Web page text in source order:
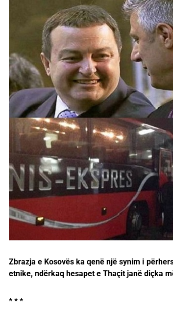
Zbrazja e Kosovës ka qenë një synim i
etnike, ndërkaq hesapet e Thaçit janë diçka
* * *